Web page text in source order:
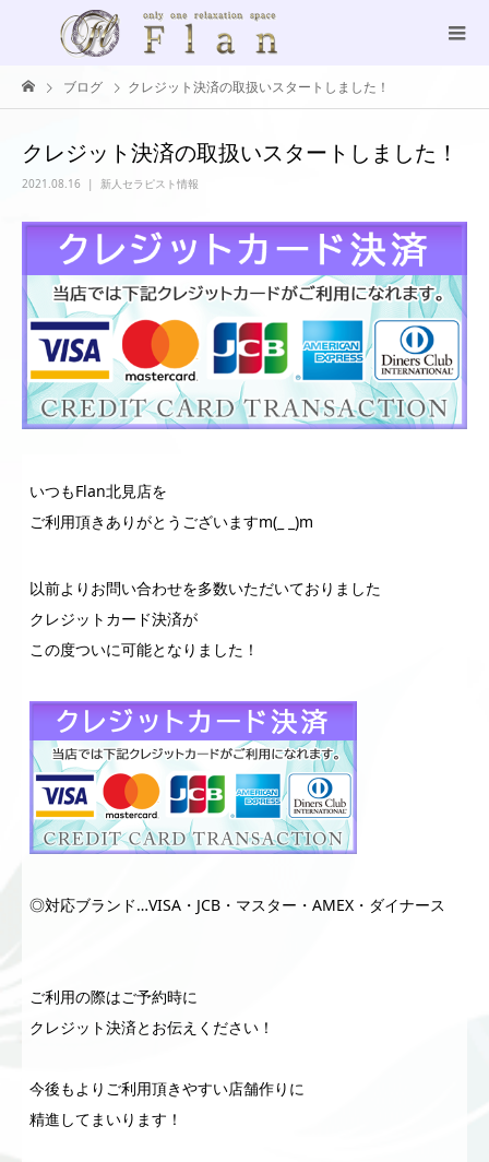
ブログ クレジット決済の取扱いスタートしました！
クレジット決済の取扱いスタートしました！
2021.08.16 新人セラピスト情報
いつもFlan北見店を
ご利用頂きありがとうございますm(_ _)m
以前よりお問い合わせを多数いただいておりました
クレジットカード決済が
この度ついに可能となりました！
◎対応ブランド…VISA・JCB・マスター・AMEX・ダイナース
ご利用の際はご予約時に
クレジット決済とお伝えください！
今後もよりご利用頂きやすい店舗作りに
精進してまいります！